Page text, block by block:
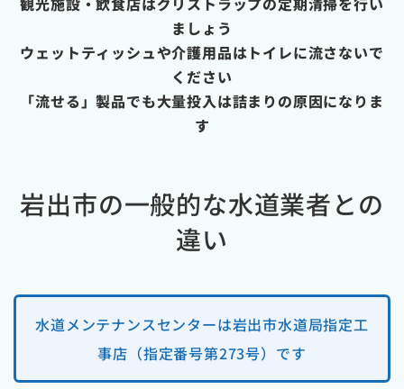
ましょう
ウェットティッシュや介護用品はトイレに流さないで
ください
「流せる」製品でも大量投入は詰まりの原因になりま
す
岩出市の一般的な水道業者との
違い
水道メンテナンスセンターは岩出市水道局指定工
事店（指定番号第273号）です